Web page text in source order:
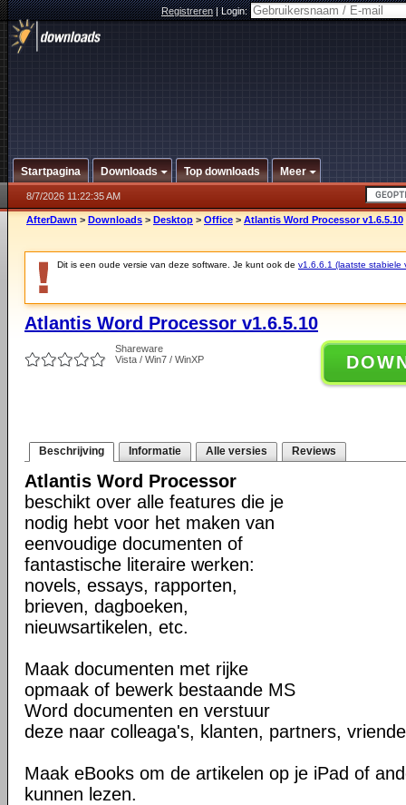
Registreren|Login:
Startpagina Downloads Top downloads Meer
8/7/2026 11:22:35 AM
AfterDawn > Downloads > Desktop > Office > Atlantis Word Processor v1.6.5.10
Dit is een oude versie van deze software. Je kunt ook de v1.6.6.1 (laatste stabiele
Atlantis Word Processor v1.6.5.10
Shareware
Vista / Win7 / WinXP
Beschrijving Informatie Alle versies Reviews
Atlantis Word Processor
beschikt over alle features die je
nodig hebt voor het maken van
eenvoudige documenten of
fantastische literaire werken:
novels, essays, rapporten,
brieven, dagboeken,
nieuwsartikelen, etc.
Maak documenten met rijke
opmaak of bewerk bestaande MS
Word documenten en verstuur
deze naar colleaga's, klanten, partners,
Maak eBooks om de artikelen op je iPad of
kunnen lezen.